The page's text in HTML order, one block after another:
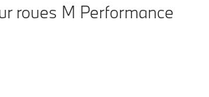
roues M Performance